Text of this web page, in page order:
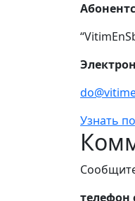
Узнать
телефон